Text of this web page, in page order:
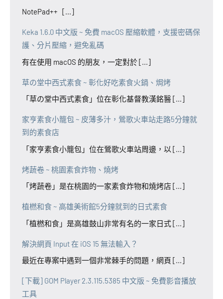
NotePad++ [...]
Keka 1.6.0 中文版 ~ 免費 macOS 壓縮軟體，支援密碼保
護、分片壓縮，避免亂碼
有在使用 macOS 的朋友，一定對於 [...]
草の堂中西式素食 ~ 彰化好吃素食火鍋、焗烤
「草の堂中西式素食」位在彰化基督教漢銘醫 [...]
家亨素食小籠包 ~ 皮薄多汁，鶯歌火車站走路5分鐘就
到的素食店
「家亨素食小籠包」位在鶯歌火車站周邊，以 [...]
烤蔬卷 ~ 桃園素食炸物、燒烤
「烤蔬卷」是在桃園的一家素食炸物和燒烤店 [...]
植橪和食 ~ 高雄美術館5分鐘就到的日式素食
「植橪和食」是高雄鼓山非常有名的一家日式 [...]
解決網頁 Input 在 iOS 15 無法輸入？
最近在專案中遇到一個非常棘手的問題，網頁 [...]
[下載] GOM Player 2.3.115.5385 中文版 ~ 免費影音播放
工具